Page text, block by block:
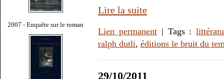
2007 - Enquête sur le roman
Lire la suite
Lien permanent| Tags :
ralph dutli, éditions le bruit du
29/10/2011